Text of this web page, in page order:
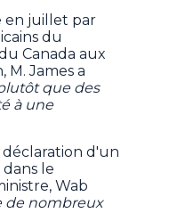
en juillet par
du
Canada aux
M. James a
que des
à une
déclaration d'un
le
Wab
de nombreux